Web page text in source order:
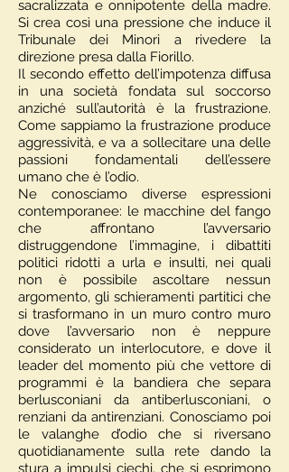
sacralizzata e onnipotente della madre.
Si crea così una pressione che induce il
Tribunale dei Minori a rivedere la
direzione presa dalla Fiorillo.
Il secondo effetto dell’impotenza diffusa
in una società fondata sul soccorso
anziché sull’autorità è la frustrazione.
Come sappiamo la frustrazione produce
aggressività, e va a sollecitare una delle
passioni fondamentali dell’essere
umano che è l’odio.
Ne conosciamo diverse espressioni
contemporanee: le macchine del fango
che affrontano l’avversario
distruggendone l’immagine, i dibattiti
politici ridotti a urla e insulti, nei quali
non è possibile ascoltare nessun
argomento, gli schieramenti partitici che
si trasformano in un muro contro muro
dove l’avversario non è neppure
considerato un interlocutore, e dove il
leader del momento più che vettore di
programmi è la bandiera che separa
berlusconiani da antiberlusconiani, o
renziani da antirenziani. Conosciamo poi
le valanghe d’odio che si riversano
quotidianamente sulla rete dando la
stura a impulsi ciechi, che si esprimono